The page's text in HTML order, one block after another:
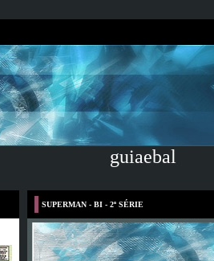
guiaebal
SUPERMAN - BI - 2ª SÉRIE